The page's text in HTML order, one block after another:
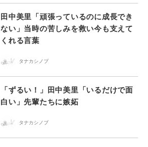
田中美里「頑張っているのに成長でき
ない」当時の苦しみを救い今も支えて
くれる言葉
タナカシノブ
「ずるい！」田中美里「いるだけで面
白い」先輩たちに嫉妬
タナカシノブ